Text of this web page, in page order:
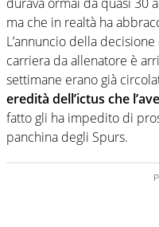
ma che in realtà ha
L’annuncio della
carriera da allenatore è
settimane erano già
eredità dell’ictus che
fatto gli ha impedito di
panchina degli Spurs.